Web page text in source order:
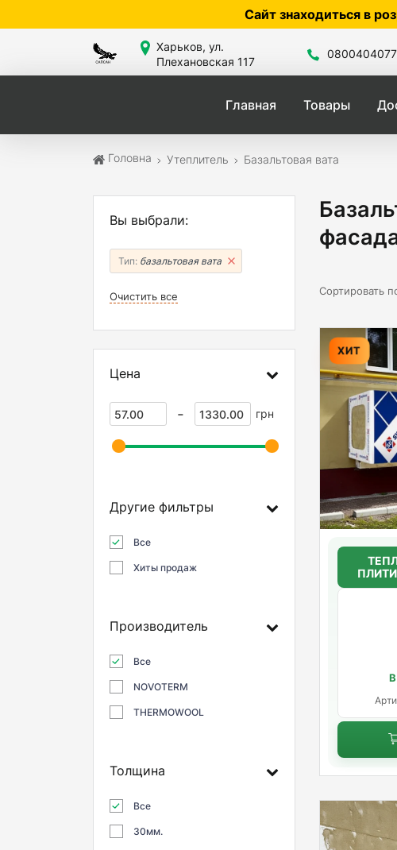
Сайт знаходиться в розробці — по ціні та
Харьков, ул.
Плехановская 117
0800404077
Главная Товары
Головна Утеплитель Базальтовая вата
Вы выбрали:
Тип: базальтовая вата
Очистить все
Цена
- грн
Другие фильтры
Все
Хиты продаж
Производитель
Все
NOVOTERM
THERMOWOOL
Толщина
Все
30мм.
Сортировать
ХИТ
ПЛИТИ
FAS
В